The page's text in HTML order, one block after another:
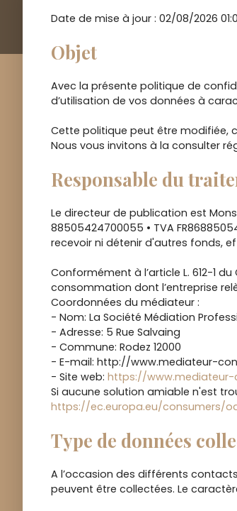
Date de mise à jour : 02/08/2026
Objet
Avec la présente politique de
d’utilisation de vos données à
Cette politique peut être modifiée,
Nous vous invitons à la consulter
Responsable du
Le directeur de publication est
88505424700055 • TVA
recevoir ni détenir d'autres fonds,
Conformément à l’article L. 612-1
consommation dont l’entreprise
Coordonnées du médiateur :
- Nom: La Société Médiation
- Adresse: 5 Rue Salvaing
- Commune: Rodez 12000
- E-mail: http://www.mediateur-
- Site web: https://
Si aucune solution amiable n'est
https://ec.europa.eu/consumers/
Type de données
A l’occasion des différents
peuvent être collectées. Le